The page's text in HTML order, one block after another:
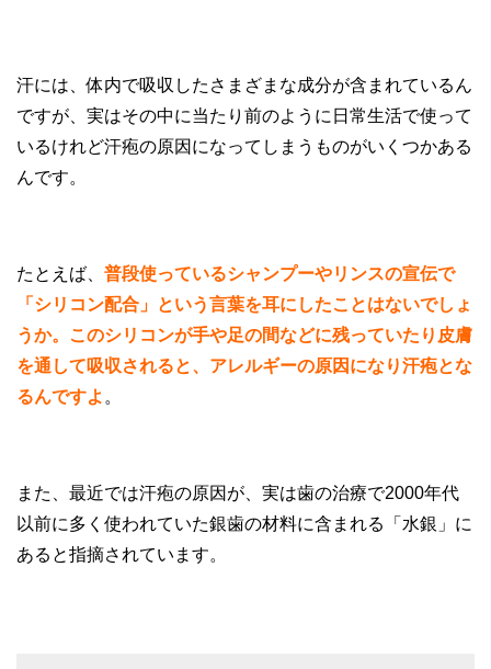
汗には、体内で吸収したさまざまな成分が含まれているん
ですが、実はその中に当たり前のように日常生活で使って
いるけれど汗疱の原因になってしまうものがいくつかある
んです。
たとえば、 普段使っているシャンプーやリンスの宣伝で
「シリコン配合」という言葉を耳にしたことはないでしょ
うか。このシリコンが手や足の間などに残っていたり皮膚
を通して吸収されると、アレルギーの原因になり汗疱とな
るんですよ 。
また、最近では汗疱の原因が、実は歯の治療で2000年代
以前に多く使われていた銀歯の材料に含まれる「水銀」に
あると指摘されています。